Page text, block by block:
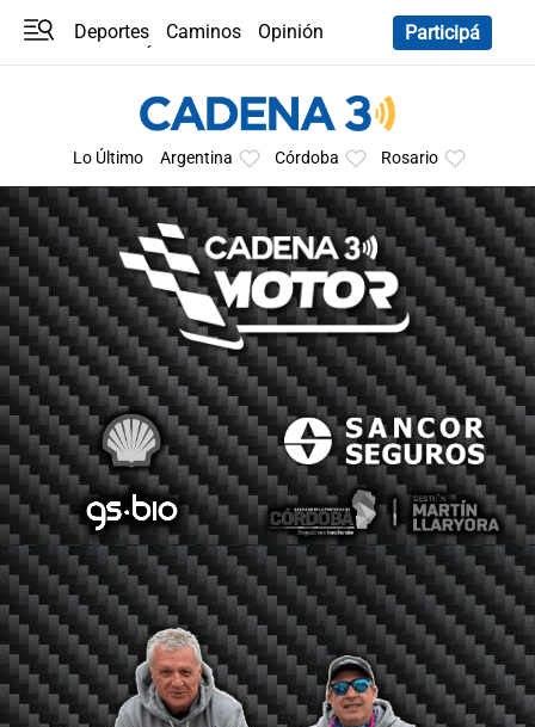
Deportes Caminos
Opinión
Participá
Lo Último Argentina Córdoba Rosario